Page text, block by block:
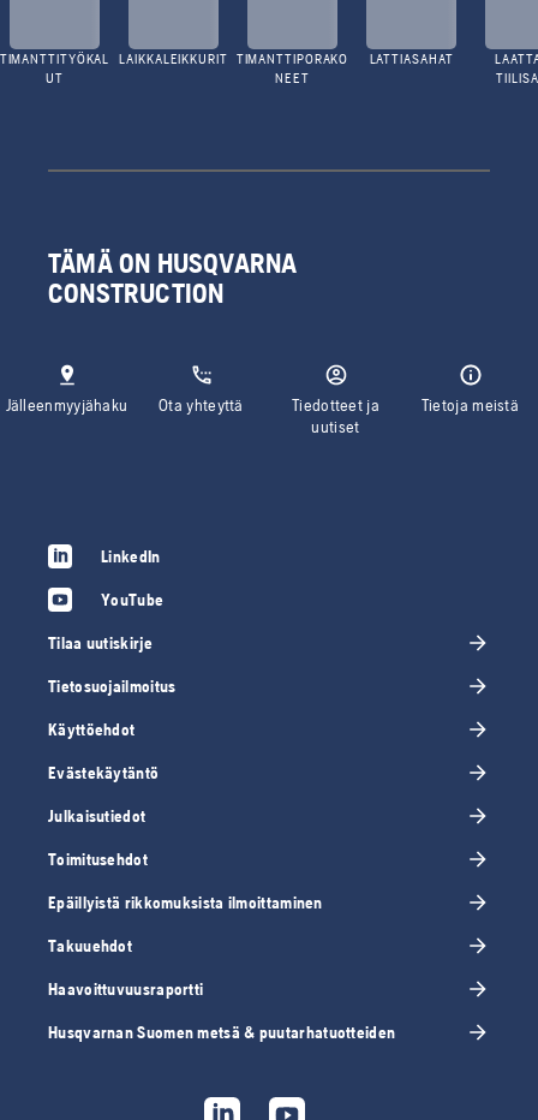
TIMANTTITYÖKAL
UT
LAIKKALEIKKURIT TIMANTTIPORAKO
NEET
LATTIASAHAT
TÄMÄ ON HUSQVARNA
CONSTRUCTION
Jälleenmyyjähaku Ota yhteyttä
Tiedotteet ja
uutiset
Tietoja meistä
LinkedIn
YouTube
Tilaa uutiskirje
Tietosuojailmoitus
Käyttöehdot
Evästekäytäntö
Julkaisutiedot
Toimitusehdot
Epäillyistä rikkomuksista ilmoittaminen
Takuuehdot
Haavoittuvuusraportti
Husqvarnan Suomen metsä & puutarhatuotteiden